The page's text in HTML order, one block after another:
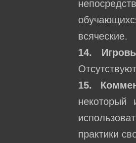
всяческие.
14.
15.
практики